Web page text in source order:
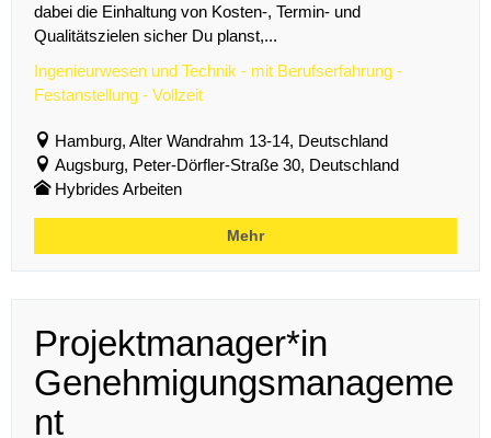
dabei die Einhaltung von Kosten-, Termin- und
Qualitätszielen sicher Du planst,...
Ingenieurwesen und Technik - mit Berufserfahrung -
Festanstellung - Vollzeit
Hamburg, Alter Wandrahm 13-14, Deutschland
Augsburg, Peter-Dörfler-Straße 30, Deutschland
Hybrides Arbeiten
Mehr
Projektmanager*in
Genehmigungsmanageme
nt